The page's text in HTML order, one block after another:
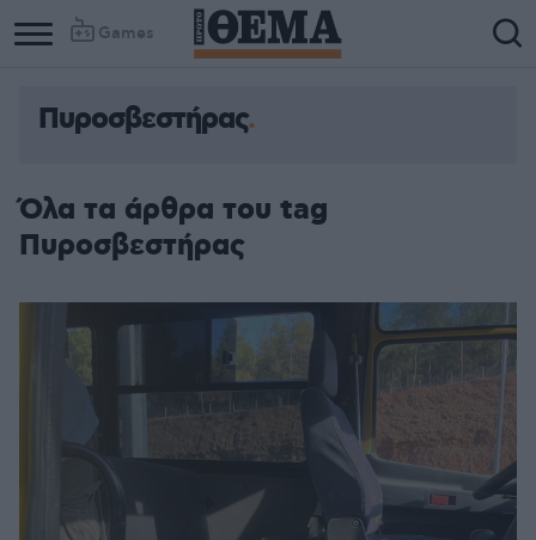
Games
Πυροσβεστήρας
Όλα τα άρθρα του tag
Πυροσβεστήρας